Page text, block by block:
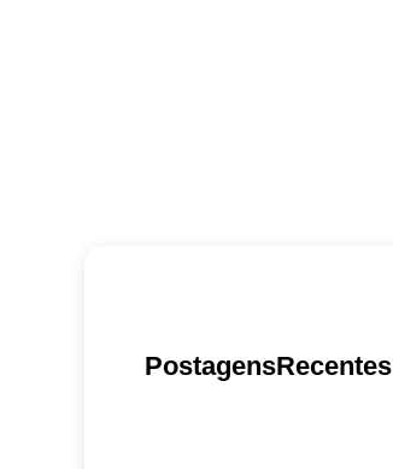
PostagensRecentes